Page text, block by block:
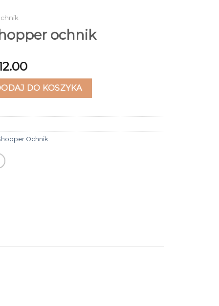
ochnik
ochnik
DO KOSZYKA
Ochnik